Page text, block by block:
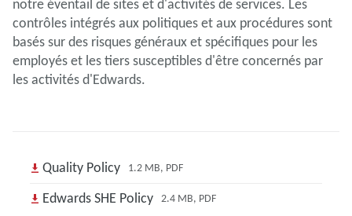
notre éventail de sites et d'activités de services. Les
contrôles intégrés aux politiques et aux procédures sont
basés sur des risques généraux et spécifiques pour les
employés et les tiers susceptibles d'être concernés par
les activités d'Edwards.
Quality Policy 1.2 MB, PDF
Edwards SHE Policy 2.4 MB, PDF